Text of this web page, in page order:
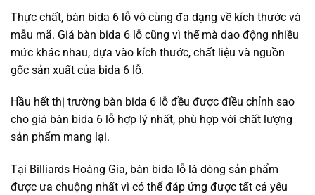
Thực chất, bàn bida 6 lỗ vô cùng đa dạng về kích thước và
mẫu mã. Giá bàn bida 6 lỗ cũng vì thế mà dao động nhiều
mức khác nhau, dựa vào kích thước, chất liệu và nguồn
gốc sản xuất của bida 6 lỗ.
Hầu hết thị trường bàn bida 6 lỗ đều được điều chỉnh sao
cho giá bàn bida 6 lỗ hợp lý nhất, phù hợp với chất lượng
sản phẩm mang lại.
Tại Billiards Hoàng Gia, bàn bida lỗ là dòng sản phẩm
được ưa chuộng nhất vì có thể đáp ứng được tất cả yêu